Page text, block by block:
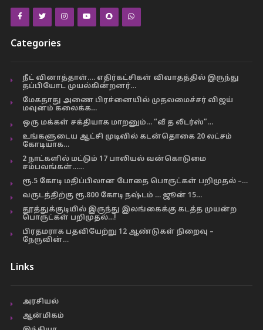
Categories
நீட் வினாத்தாள்…. எதிர்கட்சிகள் விவாதத்தில் இருந்து
தப்பியோட முயல்கின்றனர்…
மேகதாது அணை பிரச்னையில் முதலமைச்சர் விஜய்
மவுனம் கலைக்க…
ஒரு மக்கள் சக்தியாக மாறனும்… “வீ த லீடர்ஸ்”…
உங்களுடைய ஆட்சி முடிவில் கடன்தொகை 20 லட்சம்
கோடியாக…
2 நாட்களில் மட்டும் 17 பாலியல் வன்கொடுமை
சம்பவங்கள்……
ரூ.5 கோடி மதிப்பிலான போதை பொருட்கள் பறிமுதல் –…
வருடத்திற்கு ரூ.800 கோடி நஷ்டம் … ஜூன் 15…
தூத்துக்குடியில் இருந்து இலங்கைக்கு கடத்த முயன்ற
பொருட்கள் பறிமுதல்…!
பிரதமராக பதவியேற்று 12 ஆண்டுகள் நிறைவு –
நேருவின்…
Links
அரசியல்
ஆன்மிகம்